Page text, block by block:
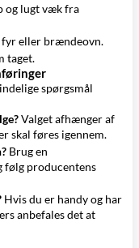
og lugt væk fra
fyr eller brændeovn.
taget.
spørgsmål
Valget afhænger af
skal føres igennem.
Brug en
følg producentens
Hvis du er handy og har
anbefales det at